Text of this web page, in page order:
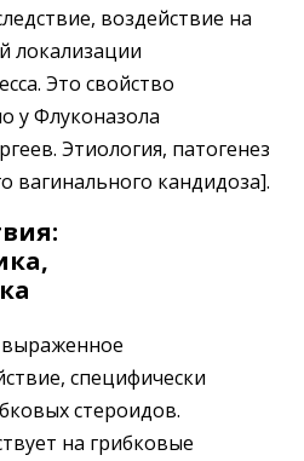
воздействие на
локализации
Это свойство
у Флуконазола
Этиология, патогенез
вагинального кандидоза].
специфически
стероидов.
на грибковые